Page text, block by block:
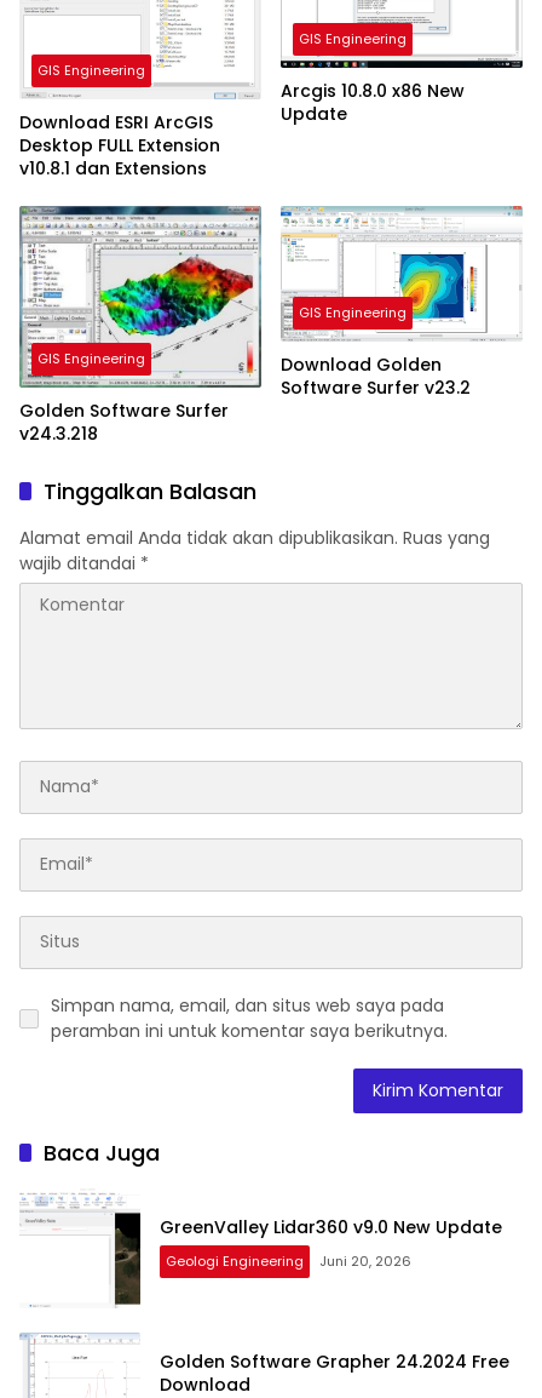
GIS Engineering
Download ESRI ArcGIS
Desktop FULL Extension
v10.8.1 dan Extensions
GIS Engineering
Arcgis 10.8.0 x86 New
Update
GIS Engineering
Golden Software Surfer
v24.3.218
GIS Engineering
Download Golden
Software Surfer v23.2
Tinggalkan Balasan
Alamat email Anda tidak akan dipublikasikan. Ruas yang
wajib ditandai *
Simpan nama, email, dan situs web saya pada
peramban ini untuk komentar saya berikutnya.
Baca Juga
GreenValley Lidar360 v9.0 New Update
Geologi Engineering Juni 20, 2026
Golden Software Grapher 24.2024 Free
Download